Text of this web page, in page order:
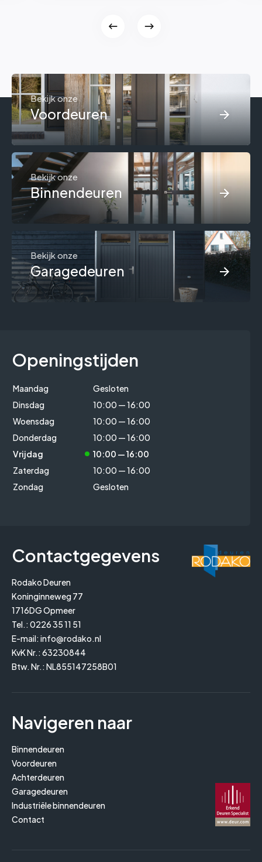
Bekijk onze
Voordeuren
Bekijk onze
Binnendeuren
Bekijk onze
Garagedeuren
Openingstijden
Maandag
Gesloten
Dinsdag
10:00 — 16:00
Woensdag
10:00 — 16:00
Donderdag
10:00 — 16:00
Vrijdag
10:00 — 16:00
Zaterdag
10:00 — 16:00
Zondag
Gesloten
Contactgegevens
Rodako Deuren
Koninginneweg 77
1716DG Opmeer
Tel.: 0226 35 11 51
E-mail: info@rodako.nl
KvK Nr.: 63230844
Btw. Nr.: NL855147258B01
Navigeren naar
Binnendeuren
Voordeuren
Achterdeuren
Garagedeuren
Industriële binnendeuren
Contact